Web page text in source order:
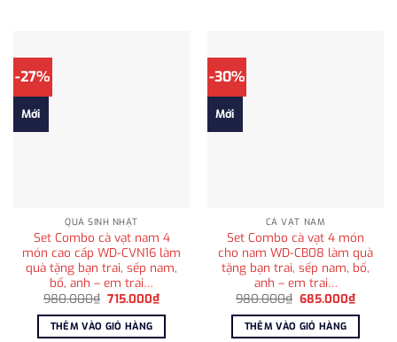
-27%
Mới
QUÀ SINH NHẬT
Set Combo cà vạt nam 4
món cao cấp WD-CVN16 làm
quà tặng bạn trai, sếp nam,
bố, anh – em trai…
980.000₫ Giá
là:
980.000₫.
715.000₫Giá
tại
THÊM VÀO GIỎ HÀNG
-30%
Mới
CÀ VẠT NAM
Set Combo cà vạt 4 món
cho nam WD-CB08 làm quà
tặng bạn trai, sếp nam, bố,
anh – em trai…
980.000₫ Giá
là:
980.000₫.
685.000₫Giá
tại
THÊM VÀO GIỎ HÀNG